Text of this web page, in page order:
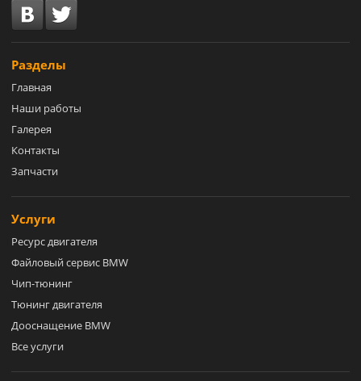
Разделы
Главная
Наши работы
Галерея
Контакты
Запчасти
Услуги
Ресурс двигателя
Файловый сервис BMW
Чип-тюнинг
Тюнинг двигателя
Дооснащение BMW
Все услуги